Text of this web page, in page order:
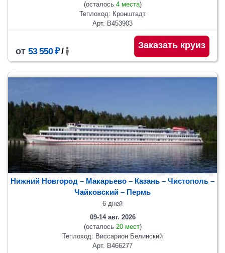
(осталось 4 места)
Теплоход: Кронштадт
Арт. В453903
от 53 550 ₽/
Заказать круиз
Нижний Новгород – Макарьево – Казань – Чистополь –
Чайковский – Пермь
6 дней
09-14 авг. 2026
(осталось 20 мест)
Теплоход: Виссарион Белинский
Арт. В466277